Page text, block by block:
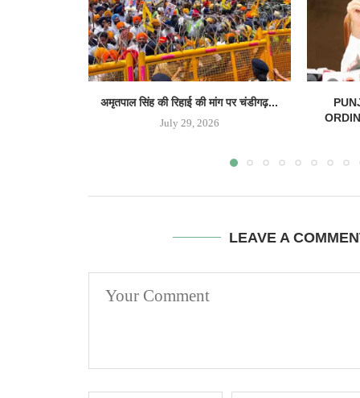
अमृतपाल सिंह की रिहाई की मांग पर चंडीगढ़...
July 29, 2026
LEAVE A